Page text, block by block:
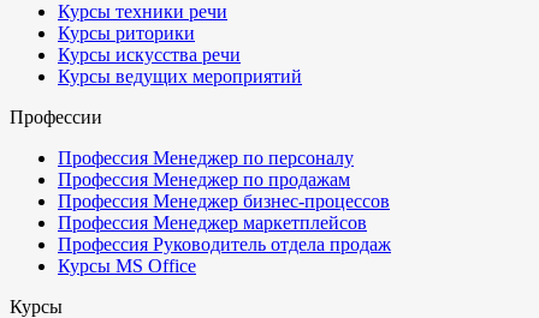
Курсы техники речи
Курсы риторики
Курсы искусства речи
Курсы ведущих мероприятий
Профессии
Профессия Менеджер по персоналу
Профессия Менеджер по продажам
Профессия Менеджер бизнес-процессов
Профессия Менеджер маркетплейсов
Профессия Руководитель отдела продаж
Курсы MS Office
Курсы